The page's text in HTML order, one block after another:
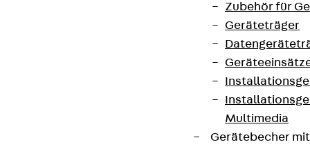
Zubehör für
Geräteträger
Multimedia
Gerätebecher